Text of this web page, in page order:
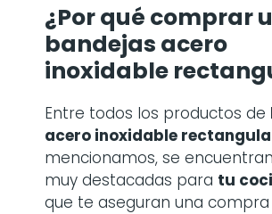
¿Por qué comprar
bandejas acero
inoxidable
Entre todos los productos de
acero inoxidable
mencionamos, se
muy destacadas para tu
que te aseguran una compra